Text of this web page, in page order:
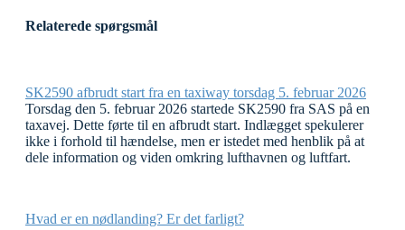
Relaterede spørgsmål
SK2590 afbrudt start fra en taxiway torsdag 5. februar 2026
Torsdag den 5. februar 2026 startede SK2590 fra SAS på en
taxavej. Dette førte til en afbrudt start. Indlægget spekulerer
ikke i forhold til hændelse, men er istedet med henblik på at
dele information og viden omkring lufthavnen og luftfart.
Hvad er en nødlanding? Er det farligt?